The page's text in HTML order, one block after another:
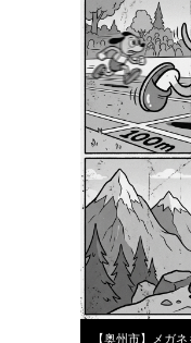
【奥州市】メガ
2026年5月17日
スタッフブログ